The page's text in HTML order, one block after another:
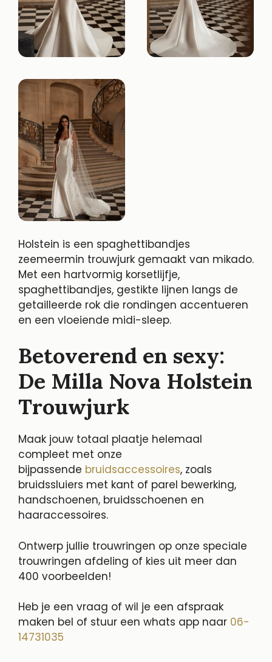
Holstein is een spaghettibandjes
zeemeermin trouwjurk gemaakt van mikado.
Met een hartvormig korsetlijfje,
spaghettibandjes, gestikte lijnen langs de
getailleerde rok die rondingen accentueren
en een vloeiende midi-sleep.
Betoverend en sexy:
De Milla Nova Holstein
Trouwjurk
Maak jouw totaal plaatje helemaal
compleet met onze
bijpassende bruidsaccessoires, zoals
bruidssluiers met kant of parel bewerking,
handschoenen, bruidsschoenen en
haaraccessoires.
Ontwerp jullie trouwringen op onze speciale
trouwringen afdeling of kies uit meer dan
400 voorbeelden!
Heb je een vraag of wil je een afspraak
maken bel of stuur een whats app naar 06-
14731035